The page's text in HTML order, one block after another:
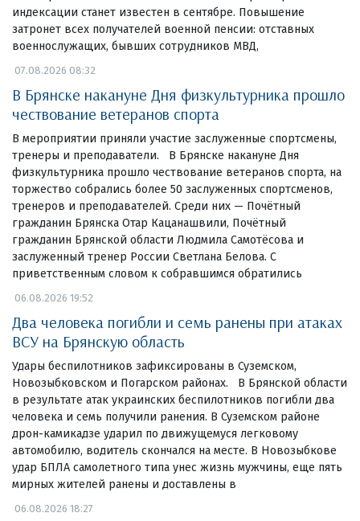
индексации станет известен в сентябре. Повышение
затронет всех получателей военной пенсии: отставных
военнослужащих, бывших сотрудников МВД,
07.08.2026 08:32
В Брянске накануне Дня физкультурника прошло
чествование ветеранов спорта
В мероприятии приняли участие заслуженные спортсмены,
тренеры и преподаватели. В Брянске накануне Дня
физкультурника прошло чествование ветеранов спорта, на
торжество собрались более 50 заслуженных спортсменов,
тренеров и преподавателей. Среди них — Почётный
гражданин Брянска Отар Кацанашвили, Почётный
гражданин Брянской области Людмила Самотёсова и
заслуженный тренер России Светлана Белова. С
приветственным словом к собравшимся обратились
06.08.2026 19:52
Два человека погибли и семь ранены при атаках
ВСУ на Брянскую область
Удары беспилотников зафиксированы в Суземском,
Новозыбковском и Погарском районах. В Брянской области
в результате атак украинских беспилотников погибли два
человека и семь получили ранения. В Суземском районе
дрон-камикадзе ударил по движущемуся легковому
автомобилю, водитель скончался на месте. В Новозыбкове
удар БПЛА самолетного типа унес жизнь мужчины, еще пять
мирных жителей ранены и доставлены в
06.08.2026 18:27